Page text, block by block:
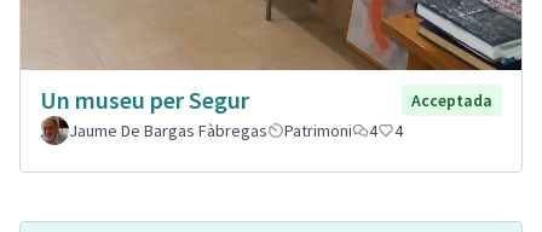
Un museu per Segur
Acceptada
Jaume De Bargas Fàbregas
Patrimoni 4 4